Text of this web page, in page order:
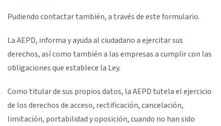
Pudiendo contactar también, a través de este formulario.
La AEPD, informa y ayuda al ciudadano a ejercitar sus
derechos, así como también a las empresas a cumplir con las
obligaciones que establece la Ley.
Como titular de sus propios datos, la AEPD tutela el ejercicio
de los derechos de acceso, rectificación, cancelación,
limitación, portabilidad y oposición, cuando no han sido